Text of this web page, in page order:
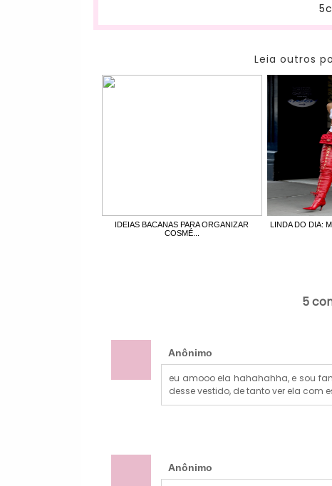
Leia outros
IDEIAS BACANAS PARA ORGANIZAR
COSMÉ...
LINDA DO DIA:
5
Anônimo
eu amooo ela hahahahha, e sou
desse vestido, de tanto ver ela com
Anônimo